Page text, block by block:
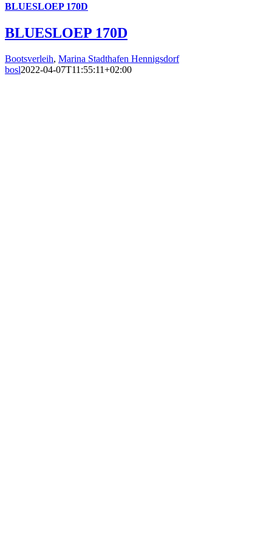
BLUESLOEP 170D
BLUESLOEP 170D
Bootsverleih, Marina Stadthafen Hennigsdorf
bosl2022-04-07T11:55:11+02:00